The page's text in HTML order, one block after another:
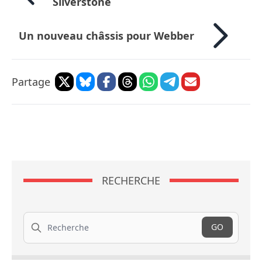
Un nouveau châssis pour Webber
Partage
RECHERCHE
Recherche
GO